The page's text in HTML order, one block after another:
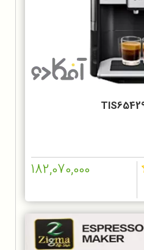
182,070,000